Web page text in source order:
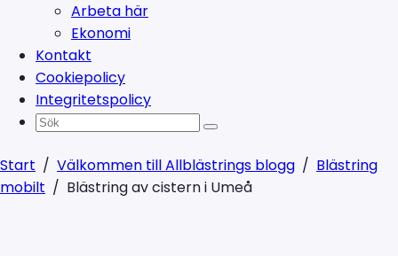
Arbeta här
Ekonomi
Kontakt
Cookiepolicy
Integritetspolicy
Start / Välkommen till Allblästrings blogg / Blästring
mobilt / Blästring av cistern i Umeå